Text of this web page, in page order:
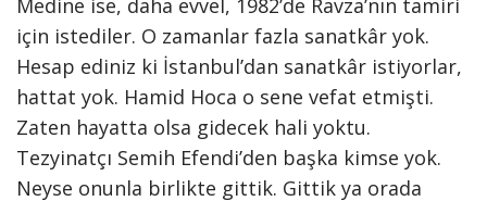
Medine ise, daha evvel, 1982’de Ravza’nın tamiri
için istediler. O zamanlar fazla sanatkâr yok.
Hesap ediniz ki İstanbul’dan sanatkâr istiyorlar,
hattat yok. Hamid Hoca o sene vefat etmişti.
Zaten hayatta olsa gidecek hali yoktu.
Tezyinatçı Semih Efendi’den başka kimse yok.
Neyse onunla birlikte gittik. Gittik ya orada